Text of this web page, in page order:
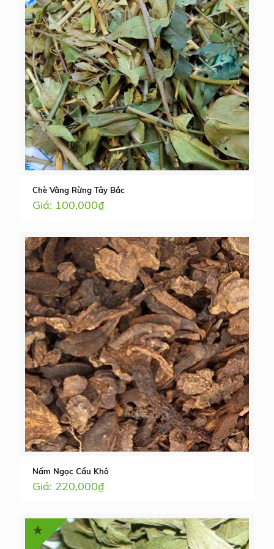
Chè Vằng Rừng Tây Bắc
100,000₫
Nấm Ngọc Cẩu Khô
220,000₫